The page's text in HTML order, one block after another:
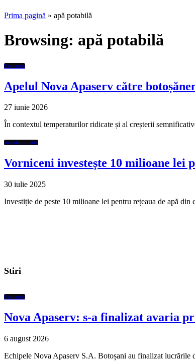
Prima pagină » apă potabilă
Browsing: apă potabilă
Featured
Apelul Nova Apaserv către
27 iunie 2026
În contextul temperaturilor ridicate și al creșterii
Administratie
Vorniceni investește 10 milioane lei
30 iulie 2025
Investiție de peste 10 milioane lei pentru rețeaua de apă
Stiri
Featured
Nova Apaserv: s-a finalizat avaria
6 august 2026
Echipele Nova Apaserv S.A. Botoșani au finalizat lucrările